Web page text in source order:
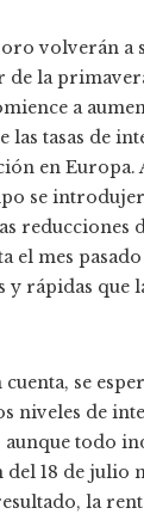
volverán a
de la
a
las tasas de
en Europa.
se
reducciones
el mes
y rápidas que
se
niveles de
todo
18 de julio
la